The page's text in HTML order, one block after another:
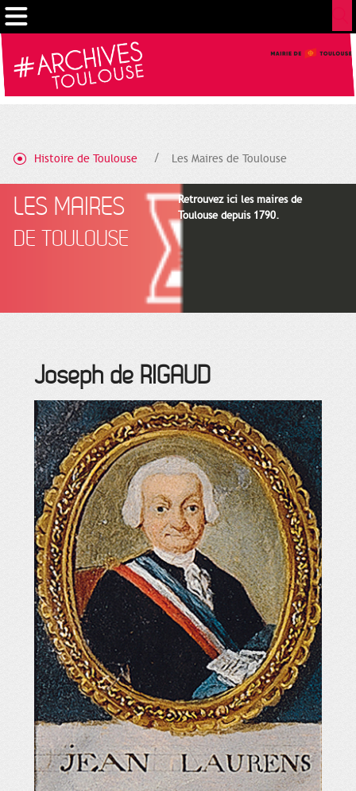
Histoire de Toulouse Les Maires de Toulouse
LES MAIRES
DE TOULOUSE
Retrouvez ici les maires de
Toulouse depuis 1790.
Joseph de RIGAUD
Gestion de vos préférences sur les cookies